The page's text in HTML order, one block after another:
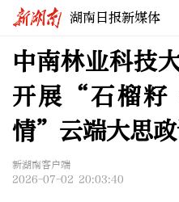
湖南日报新媒体
中南林业科技
开展“石榴籽
情”云端大思
新湖南客户端
2026-07-02 20:03:40